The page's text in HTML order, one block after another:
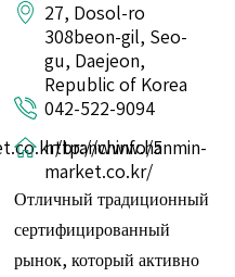
branchinfo/5
27, Dosol-ro
308beon-gil, Seo-
gu, Daejeon,
Republic of Korea
042-522-9094
http://www.hanmin-
market.co.kr/
Отличный традиционный
сертифицированный
рынок, который активно